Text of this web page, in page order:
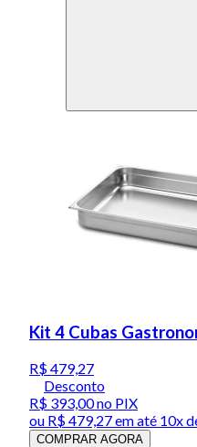
Kit 4 Cubas
R$ 479,27
Desconto
R$ 393,00no PIX
ou R$ 479,27em até 10x
COMPRAR AGORA